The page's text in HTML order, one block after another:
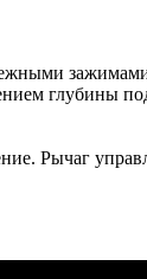
глубины
Рычаг